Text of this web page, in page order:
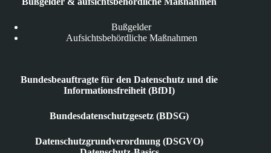
Bußgelder
Aufsichtsbehördliche Maßnahmen
Bundesbeauftragte für den Datenschutz und die
Informationsfreiheit (BfDI)
Bundesdatenschutzgesetz (BDSG)
Datenschutzgrundverordnung (DSGVO)